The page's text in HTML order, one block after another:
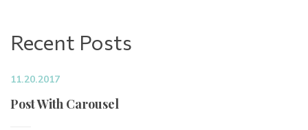
Recent Post
11.20.2017
Post With Carousel